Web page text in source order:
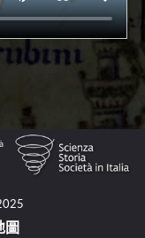
）這一新王
Kūn, 1352-
圖的繪製進行了
其右側。原地圖
一個複本在
個中文漢字。
圖